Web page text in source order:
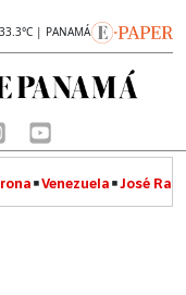
| PANAMÁ
Venezuela José